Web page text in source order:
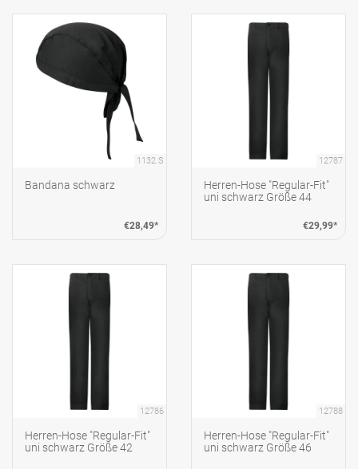
1132.S
Bandana schwarz
€28,49*
12787
Herren-Hose "Regular-Fit"
uni schwarz Größe 44
€29,99*
12786
Herren-Hose "Regular-Fit"
uni schwarz Größe 42
12788
Herren-Hose "Regular-Fit"
uni schwarz Größe 46